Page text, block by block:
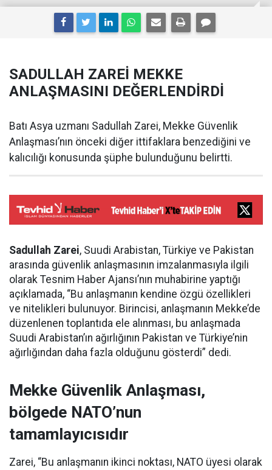
SADULLAH ZAREİ MEKKE
ANLAŞMASINI DEĞERLENDİRDİ
Batı Asya uzmanı Sadullah Zarei, Mekke Güvenlik
Anlaşması’nın önceki diğer ittifaklara benzediğini ve
kalıcılığı konusunda şüphe bulunduğunu belirtti.
Sadullah Zarei, Suudi Arabistan, Türkiye ve Pakistan
arasında güvenlik anlaşmasının imzalanmasıyla ilgili
olarak Tesnim Haber Ajansı’nın muhabirine yaptığı
açıklamada, “Bu anlaşmanın kendine özgü özellikleri
ve nitelikleri bulunuyor. Birincisi, anlaşmanın Mekke’de
düzenlenen toplantıda ele alınması, bu anlaşmada
Suudi Arabistan’ın ağırlığının Pakistan ve Türkiye’nin
ağırlığından daha fazla olduğunu gösterdi” dedi.
Mekke Güvenlik Anlaşması,
bölgede NATO’nun
tamamlayıcısıdır
Zarei, “Bu anlaşmanın ikinci noktası, NATO üyesi olarak